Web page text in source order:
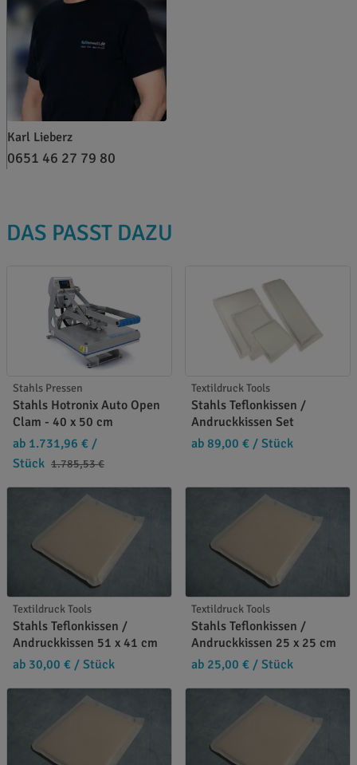
Karl Lieberz
0651 46 27 79 80
DAS PASST DAZU
Stahls Pressen
Stahls Hotronix Auto Open
Clam - 40 x 50 cm
ab 1.731,96 € /
Stück 1.785,53 €
Textildruck Tools
Stahls Teflonkissen /
Andruckkissen Set
ab 89,00 € / Stück
Textildruck Tools
Stahls Teflonkissen /
Andruckkissen 51 x 41 cm
ab 30,00 € / Stück
Textildruck Tools
Stahls Teflonkissen /
Andruckkissen 25 x 25 cm
ab 25,00 € / Stück